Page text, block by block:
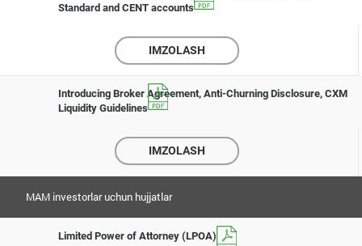
Standard and CENT accounts
IMZOLASH
Introducing Broker Agreement, Anti-Churning Disclosure, CXM
Liquidity Guidelines
IMZOLASH
MAM investorlar uchun hujjatlar
Limited Power of Attorney (LPOA)